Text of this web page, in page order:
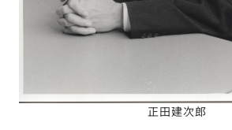
正田建次郎